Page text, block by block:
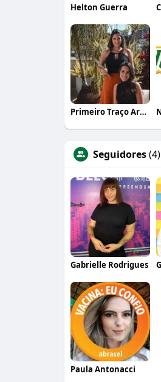
Helton Guerra
Primeiro Traço Arquitetura
Seguidores(4)
Gabrielle Rodrigues
Paula Antonacci